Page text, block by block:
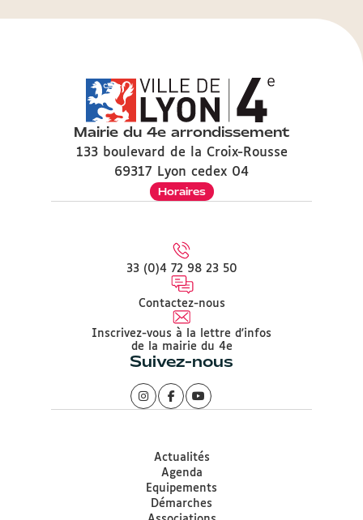
Mairie du 4e arrondissement
133 boulevard de la Croix-Rousse
69317 Lyon cedex 04
Horaires
33 (0)4 72 98 23 50
Contactez-nous
Inscrivez-vous à la lettre d'infos
de la mairie du 4e
Suivez-nous
Actualités
Agenda
Equipements
Démarches